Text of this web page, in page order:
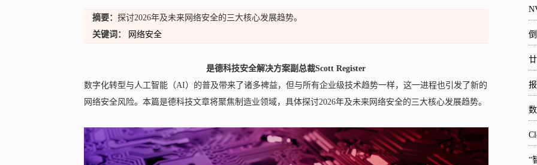
摘要： 探讨2026年及未来网络安全的三大核心发展趋势。
关键词：
网络安全
是德科技安全解决方案副总裁Scott Register
数字化转型与人工智能（AI）的普及带来了诸多裨益，但与所有企业级技术趋势一样，这一进程也引发了新的
网络安全风险。本篇是德科技文章将聚焦制造业领域，具体探讨2026年及未来网络安全的三大核心发展趋势。
“